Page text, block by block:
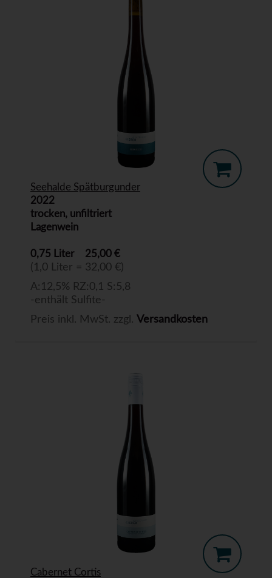
Seehalde Spätburgunder
2022
trocken, unfiltriert
Lagenwein
0,75 Liter 25,00 €
(1,0 Liter = 32,00 €)
A:12,5% RZ:0,1 S:5,8
-enthält Sulfite-
Preis inkl. MwSt. zzgl. Versandkosten
Cabernet Cortis